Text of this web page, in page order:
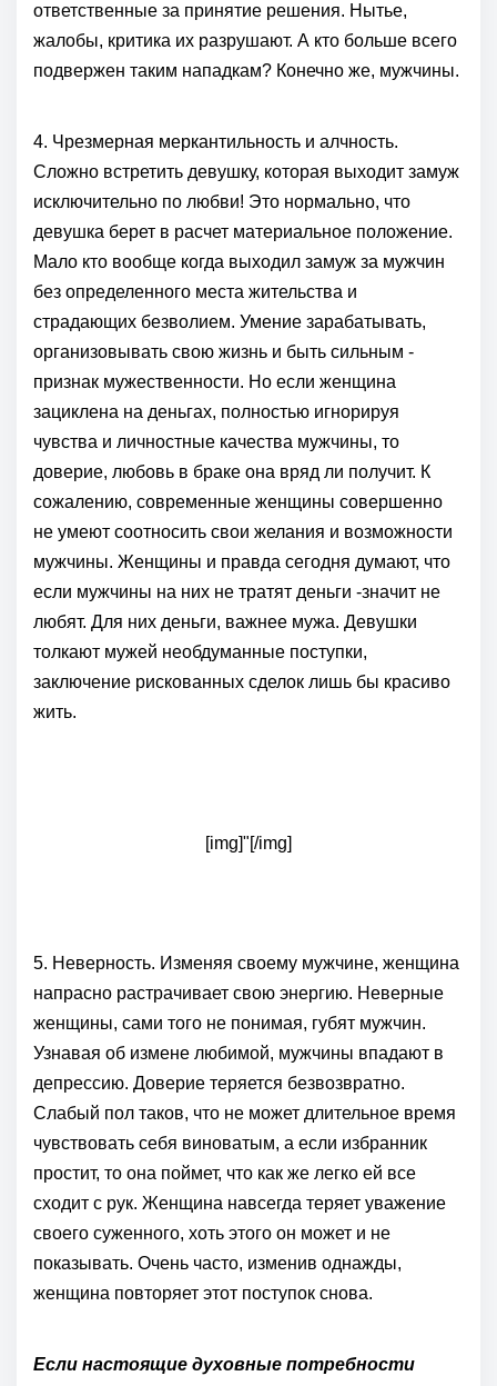
ответственные за принятие решения. Нытье,
жалобы, критика их разрушают. А кто больше всего
подвержен таким нападкам? Конечно же, мужчины.
4. Чрезмерная меркантильность и алчность.
Сложно встретить девушку, которая выходит замуж
исключительно по любви! Это нормально, что
девушка берет в расчет материальное положение.
Мало кто вообще когда выходил замуж за мужчин
без определенного места жительства и
страдающих безволием. Умение зарабатывать,
организовывать свою жизнь и быть сильным -
признак мужественности. Но если женщина
зациклена на деньгах, полностью игнорируя
чувства и личностные качества мужчины, то
доверие, любовь в браке она вряд ли получит. К
сожалению, современные женщины совершенно
не умеют соотносить свои желания и возможности
мужчины. Женщины и правда сегодня думают, что
если мужчины на них не тратят деньги -значит не
любят. Для них деньги, важнее мужа. Девушки
толкают мужей необдуманные поступки,
заключение рискованных сделок лишь бы красиво
жить.
[img]"[/img]
5. Неверность. Изменяя своему мужчине, женщина
напрасно растрачивает свою энергию. Неверные
женщины, сами того не понимая, губят мужчин.
Узнавая об измене любимой, мужчины впадают в
депрессию. Доверие теряется безвозвратно.
Слабый пол таков, что не может длительное время
чувствовать себя виноватым, а если избранник
простит, то она поймет, что как же легко ей все
сходит с рук. Женщина навсегда теряет уважение
своего суженного, хоть этого он может и не
показывать. Очень часто, изменив однажды,
женщина повторяет этот поступок снова.
Если настоящие духовные потребности